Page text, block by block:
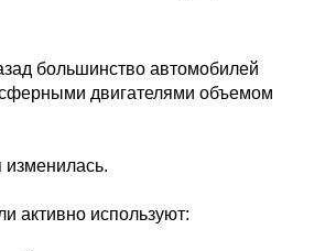
большинство автомобилей
двигателями объемом
изменилась.
активно используют: